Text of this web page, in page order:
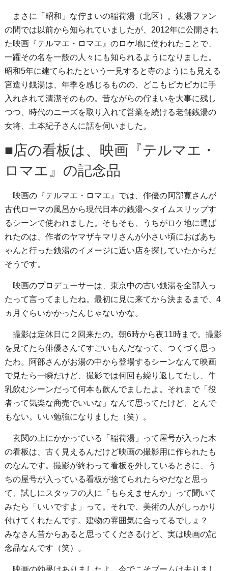
まさに「昭和」な佇まいの稲荷湯（北区）。銭湯ファン
の間では以前から知られていましたが、2012年に公開され
た映画『テルマエ・ロマエ』のロケ地に使われたことで、
一躍その名を一般の人々にも知られるようになりました。
昭和5年に建てられたという一見すると寺のようにも見える
宮造り銭湯は、年季を感じるものの、どこもピカピカに手
入れされて清潔そのもの。昔ながらの佇まいを大事に残し
つつ、時代のニーズを取り入れて営業を続ける老舗銭湯の
女将、土本紀子さんに話を伺いました。
■店の看板は、映画『テルマエ・
ロマエ』の記念品
映画の『テルマエ・ロマエ』では、俳優の阿部寛さんが
古代ローマの風呂から現代日本の銭湯へタイムスリップす
るシーンで使われました。そもそも、うちがロケ地に選ば
れたのは、作者のヤマザキマリさんが小さい頃におばあち
ゃんと行った銭湯のイメージに近い店を探していたからだ
そうです。
映画のプロデューサーは、東京中の古い銭湯を全部入っ
たって言ってましたね。最初に見に来てから決まるまで、4
ヵ月ぐらいかかったんじゃないかな。
撮影は定休日に２回来たの。朝6時から夜11時まで。撮影
を見てたら俳優さんてすごいもんだなって、つくづく思っ
たわ。阿部さんがお湯の中から登場するシーンなんて映画
で見たら一瞬だけど、撮影では何回も繰り返してたし、牛
乳飲むシーンだって何本も飲んでましたよ。それまで「役
者って気楽な商売でいいな」なんて思ってたけど、とんで
もない。いい勉強になりました（笑）。
玄関の上にかかっている「稲荷湯」って屋号が入った木
の看板は、古く見えるんだけど映画の撮影用に作られたも
のなんです。撮影が終わって看板を外しているときに、う
ちの屋号が入っている看板が捨てられたらやだなと思っ
て、試しにスタッフの人に「もらえませんか」って聞いて
みたら「いいですよ」って。それで、美術の人がしっかり
付けてくれたんです。建物の雰囲気に合ってるでしょ？
みなさん昔からあると思ってくださるけど、実は映画の記
念品なんです（笑）。